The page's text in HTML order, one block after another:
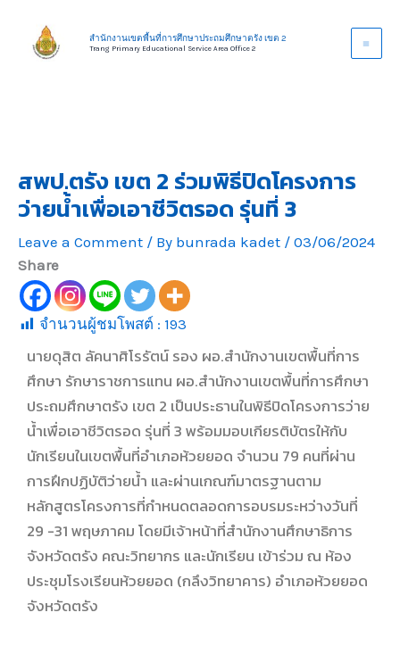
content
สำนักงานเขตพื้นที่การศึกษาประถมศึกษาตรัง เขต 2
Trang Primary Educational Service Area Office 2
สพป.ตรัง เขต 2 ร่วมพิธีปิดโครงการ
ว่ายน้ำเพื่อเอาชีวิตรอด รุ่นที่ 3
Leave a Comment / By bunrada kadet / 03/06/2024
Share
จำนวนผู้ชมโพสต์ : 193
นายดุสิต ลัคนาศิโรรัตน์ รอง ผอ.สำนักงานเขตพื้นที่การ
ศึกษา รักษาราชการแทน ผอ.สำนักงานเขตพื้นที่การศึกษา
ประถมศึกษาตรัง เขต 2 เป็นประธานในพิธีปิดโครงการว่าย
น้ำเพื่อเอาชีวิตรอด รุ่นที่ 3 พร้อมมอบเกียรติบัตรให้กับ
นักเรียนในเขตพื้นที่อำเภอห้วยยอด จำนวน 79 คนที่ผ่าน
การฝึกปฏิบัติว่ายน้ำ และผ่านเกณฑ์มาตรฐานตาม
หลักสูตรโครงการที่กำหนดตลอดการอบรมระหว่างวันที่
29 -31 พฤษภาคม โดยมีเจ้าหน้าที่สำนักงานศึกษาธิการ
จังหวัดตรัง คณะวิทยากร และนักเรียน เข้าร่วม ณ ห้อง
ประชุมโรงเรียนห้วยยอด (กลึงวิทยาคาร) อำเภอห้วยยอด
จังหวัดตรัง